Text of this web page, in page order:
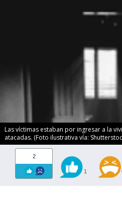
Las víctimas estaban por ingresar a la
atacadas. (Foto ilustrativa vía:
2
1